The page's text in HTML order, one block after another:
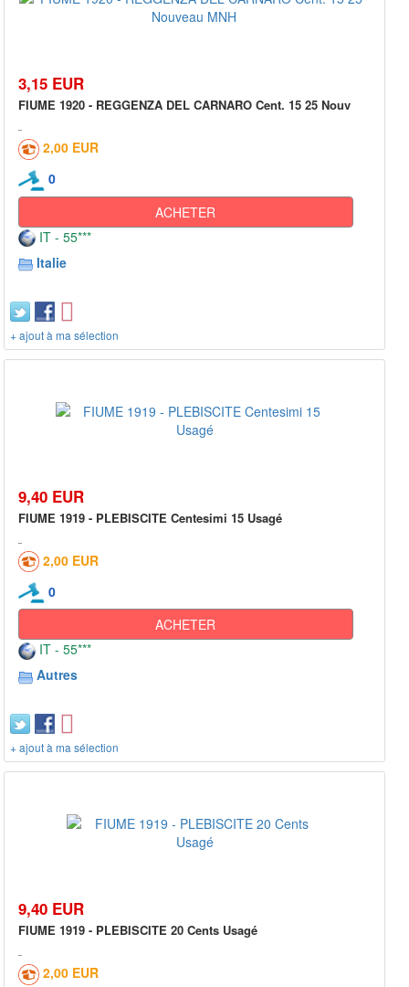
3,15 EUR
FIUME 1920 - REGGENZA DEL CARNARO Cent. 15 25 Nouv
2,00 EUR
0
ACHETER
IT - 55***
Italie
+ ajout à ma sélection
9,40 EUR
FIUME 1919 - PLEBISCITE Centesimi 15 Usagé
2,00 EUR
0
ACHETER
IT - 55***
Autres
+ ajout à ma sélection
9,40 EUR
FIUME 1919 - PLEBISCITE 20 Cents Usagé
2,00 EUR